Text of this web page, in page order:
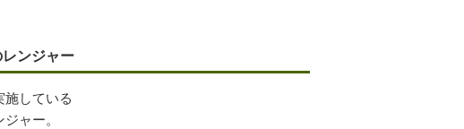
ンジャー
施している
ャー。